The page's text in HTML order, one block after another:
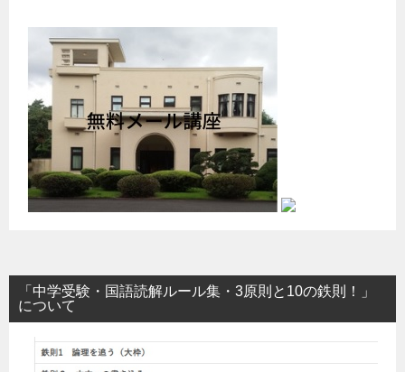
「中学受験・国語読解ルール集・3原則と10の鉄則！」
について